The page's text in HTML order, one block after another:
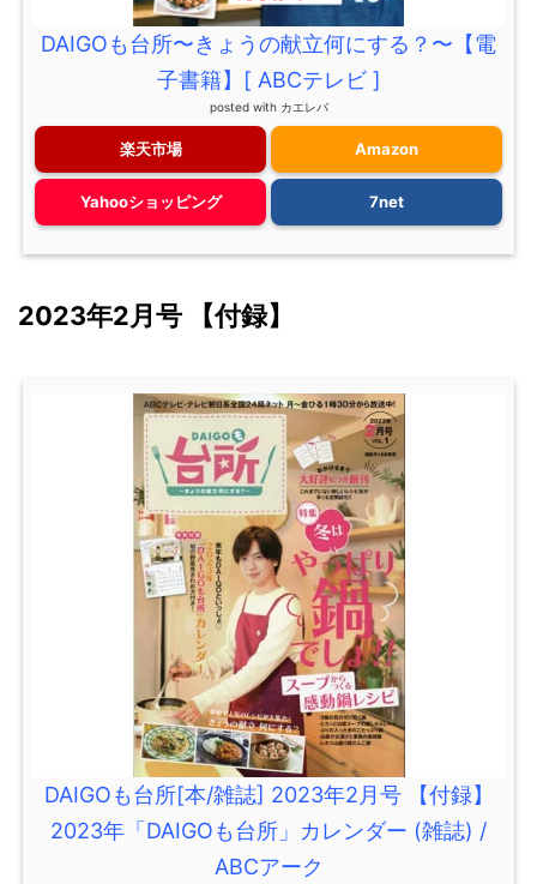
DAIGOも台所〜きょうの献立何にする？〜【電
子書籍】[ ABCテレビ ]
posted with カエレバ
楽天市場 Amazon
Yahooショッピング 7net
2023年2月号 【付録】
DAIGOも台所[本/雑誌] 2023年2月号 【付録】
2023年「DAIGOも台所」カレンダー (雑誌) /
ABCアーク